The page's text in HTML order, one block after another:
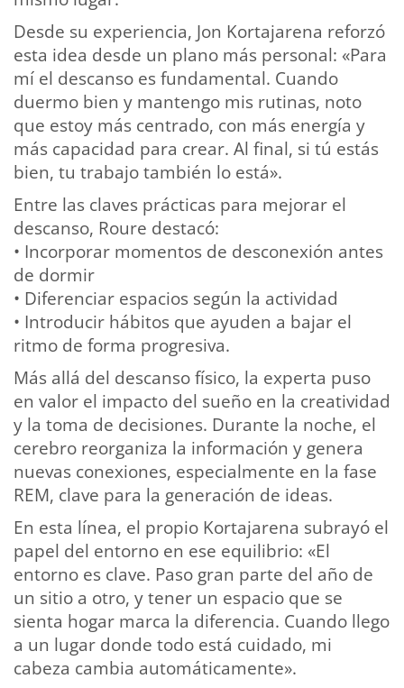
Desde su experiencia, Jon Kortajarena reforzó
esta idea desde un plano más personal: «Para
mí el descanso es fundamental. Cuando
duermo bien y mantengo mis rutinas, noto
que estoy más centrado, con más energía y
más capacidad para crear. Al final, si tú estás
bien, tu trabajo también lo está».
Entre las claves prácticas para mejorar el
descanso, Roure destacó:
• Incorporar momentos de desconexión antes
de dormir
• Diferenciar espacios según la actividad
• Introducir hábitos que ayuden a bajar el
ritmo de forma progresiva.
Más allá del descanso físico, la experta puso
en valor el impacto del sueño en la creatividad
y la toma de decisiones. Durante la noche, el
cerebro reorganiza la información y genera
nuevas conexiones, especialmente en la fase
REM, clave para la generación de ideas.
En esta línea, el propio Kortajarena subrayó el
papel del entorno en ese equilibrio: «El
entorno es clave. Paso gran parte del año de
un sitio a otro, y tener un espacio que se
sienta hogar marca la diferencia. Cuando llego
a un lugar donde todo está cuidado, mi
cabeza cambia automáticamente».